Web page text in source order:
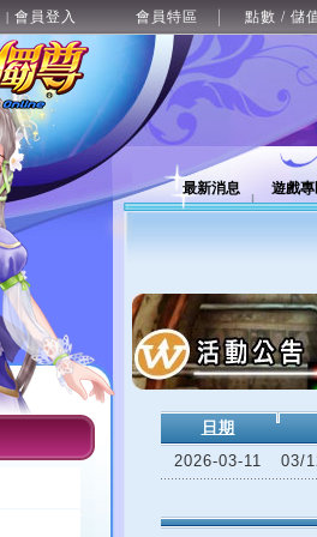
| 會員登入 會員特區 點數 / 儲
最新消息 遊戲
日期
2026-03-11
03/